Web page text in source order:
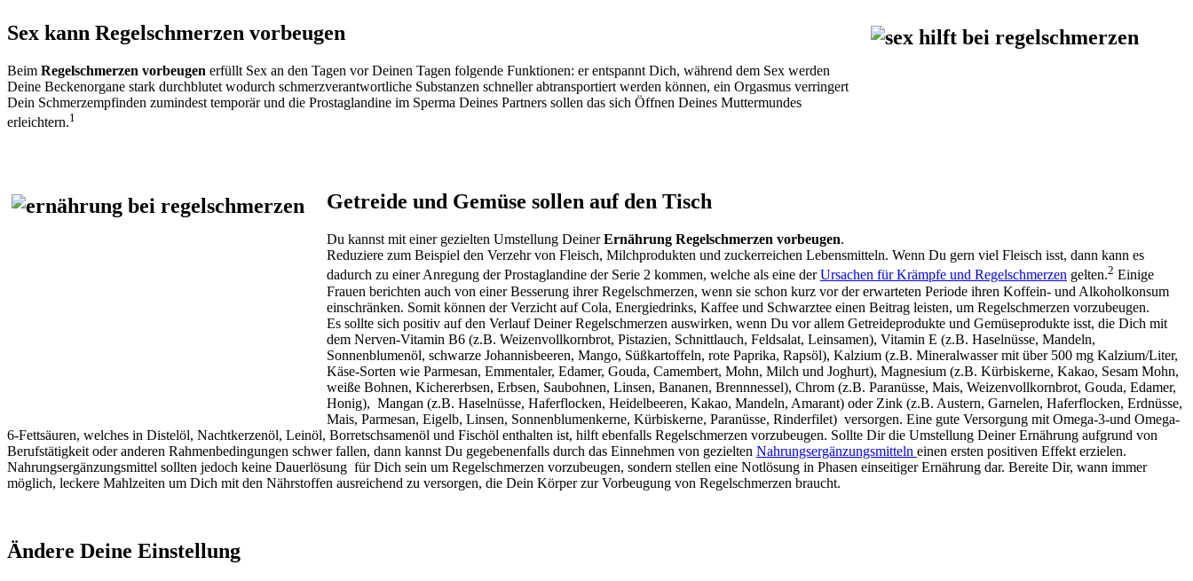
Sex kann Regelschmerzen vorbeugen
Beim Regelschmerzen vorbeugen erfüllt Sex an den Tagen vor Deinen Tagen folgende Funktionen: er entspannt Dich, während dem Sex werden
Deine Beckenorgane stark durchblutet wodurch schmerzverantwortliche Substanzen schneller abtransportiert werden können, ein Orgasmus verringert
Dein Schmerzempfinden zumindest temporär und die Prostaglandine im Sperma Deines Partners sollen das sich Öffnen Deines Muttermundes
erleichtern.1
Getreide und Gemüse sollen auf den Tisch
Du kannst mit einer gezielten Umstellung DeinerErnährung Regelschmerzen vorbeugen.
Reduziere zum Beispiel den Verzehr von Fleisch, Milchprodukten und zuckerreichen Lebensmitteln. Wenn Du gern viel Fleisch isst, dann kann es
dadurch zu einer Anregung der Prostaglandine der Serie 2 kommen, welche als eine derUrsachen für Krämpfe und Regelschmerzen gelten.2 Einige
Frauen berichten auch von einer Besserung ihrer Regelschmerzen, wenn sie schon kurz vor der erwarteten Periode ihren Koffein- und Alkoholkonsum
einschränken. Somit können der Verzicht auf Cola, Energiedrinks, Kaffee und Schwarztee einen Beitrag leisten, um Regelschmerzen vorzubeugen.
Es sollte sich positiv auf den Verlauf Deiner Regelschmerzen auswirken, wenn Du vor allem Getreideprodukte und Gemüseprodukte isst, die Dich mit
dem Nerven-Vitamin B6 (z.B. Weizenvollkornbrot, Pistazien, Schnittlauch, Feldsalat, Leinsamen), Vitamin E (z.B. Haselnüsse, Mandeln,
Sonnenblumenöl, schwarze Johannisbeeren, Mango, Süßkartoffeln, rote Paprika, Rapsöl), Kalzium (z.B. Mineralwasser mit über 500 mg Kalzium/Liter,
Käse-Sorten wie Parmesan, Emmentaler, Edamer, Gouda, Camembert, Mohn, Milch und Joghurt), Magnesium (z.B. Kürbiskerne, Kakao, Sesam Mohn,
weiße Bohnen, Kichererbsen, Erbsen, Saubohnen, Linsen, Bananen, Brennnessel), Chrom (z.B. Paranüsse, Mais, Weizenvollkornbrot, Gouda, Edamer,
Honig), Mangan (z.B. Haselnüsse, Haferflocken, Heidelbeeren, Kakao, Mandeln, Amarant) oder Zink (z.B. Austern, Garnelen, Haferflocken, Erdnüsse,
Mais, Parmesan, Eigelb, Linsen, Sonnenblumenkerne, Kürbiskerne, Paranüsse, Rinderfilet) versorgen. Eine gute Versorgung mit Omega-3-und Omega-
6-Fettsäuren, welches in Distelöl, Nachtkerzenöl, Leinöl, Borretschsamenöl und Fischöl enthalten ist, hilft ebenfalls Regelschmerzen vorzubeugen. Sollte Dir die Umstellung Deiner Ernährung aufgrund von
Berufstätigkeit oder anderen Rahmenbedingungen schwer fallen, dann kannst Du gegebenenfalls durch das Einnehmen von gezielten Nahrungsergänzungsmitteln einen ersten positiven Effekt erzielen.
Nahrungsergänzungsmittel sollten jedoch keine Dauerlösung für Dich sein um Regelschmerzen vorzubeugen, sondern stellen eine Notlösung in Phasen einseitiger Ernährung dar. Bereite Dir, wann immer
möglich, leckere Mahlzeiten um Dich mit den Nährstoffen ausreichend zu versorgen, die Dein Körper zur Vorbeugung von Regelschmerzen braucht.
Ändere Deine Einstellung